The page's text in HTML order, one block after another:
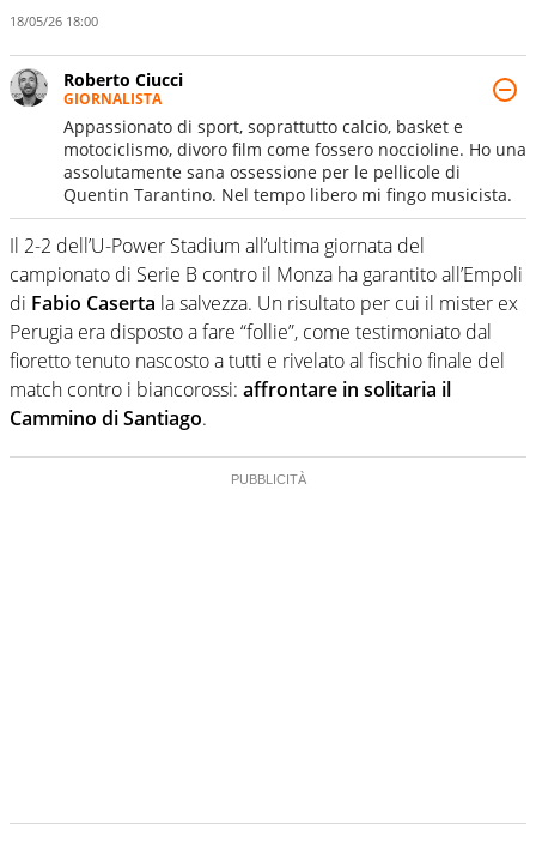
18/05/26 18:00
Roberto Ciucci
GIORNALISTA
Appassionato di sport, soprattutto calcio, basket e
motociclismo, divoro film come fossero noccioline. Ho una
assolutamente sana ossessione per le pellicole di
Quentin Tarantino. Nel tempo libero mi fingo musicista.
Il 2-2 dell’U-Power Stadium all’ultima giornata del
campionato di Serie B contro il Monza ha garantito all’Empoli
di Fabio Caserta la salvezza. Un risultato per cui il mister ex
Perugia era disposto a fare “follie”, come testimoniato dal
fioretto tenuto nascosto a tutti e rivelato al fischio finale del
match contro i biancorossi: affrontare in solitaria il
Cammino di Santiago.